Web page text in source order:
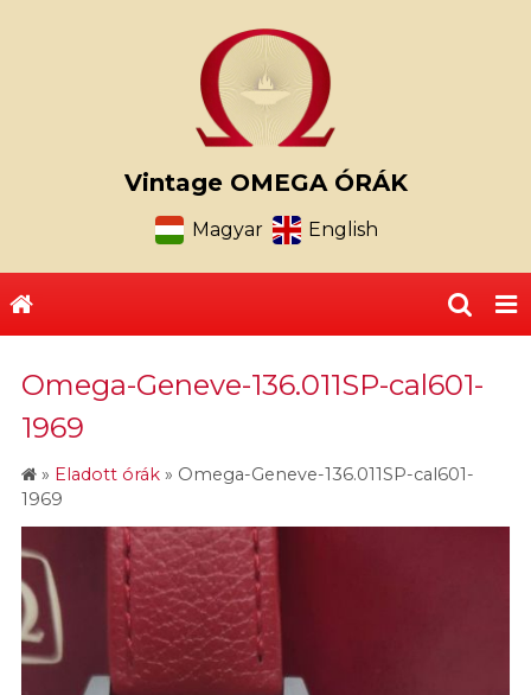
Vintage OMEGA ÓRÁK
Magyar English
Omega-Geneve-136.011SP-cal601-
1969
» Eladott órák » Omega-Geneve-136.011SP-cal601-
1969